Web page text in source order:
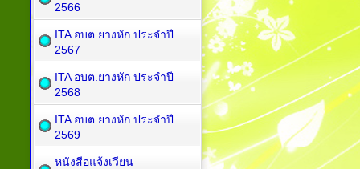
2566
ITA อบต.ยางหัก ประจำปี
2567
ITA อบต.ยางหัก ประจำปี
2568
ITA อบต.ยางหัก ประจำปี
2569
หนังสือแจ้งเวียน